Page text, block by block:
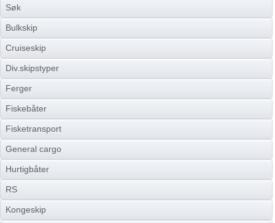
Søk
Bulkskip
Cruiseskip
Div.skipstyper
Ferger
Fiskebåter
Fisketransport
General cargo
Hurtigbåter
RS
Kongeskip